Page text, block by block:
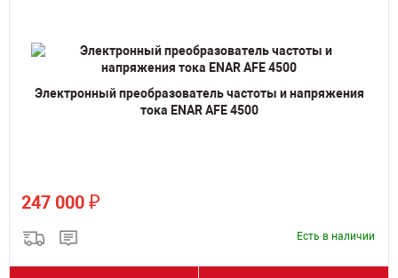
Электронный преобразователь частоты и напряжения
тока ENAR AFE 4500
247 000 ₽
Есть в наличии